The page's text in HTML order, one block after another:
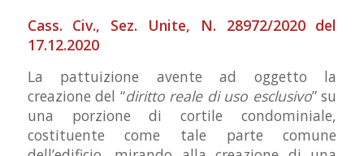
Cass. Civ., Sez. Unite, N. 28972/2020 del
17.12.2020
La pattuizione avente ad oggetto la
creazione del “diritto reale di uso esclusivo” su
una porzione di cortile condominiale,
costituente come tale parte comune